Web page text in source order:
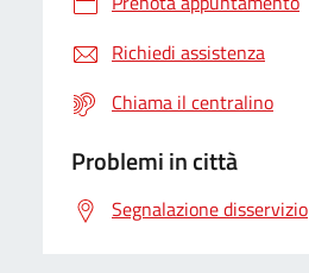
Richiedi assistenza
Chiama il centralino
Problemi in città
Segnalazione disservizio